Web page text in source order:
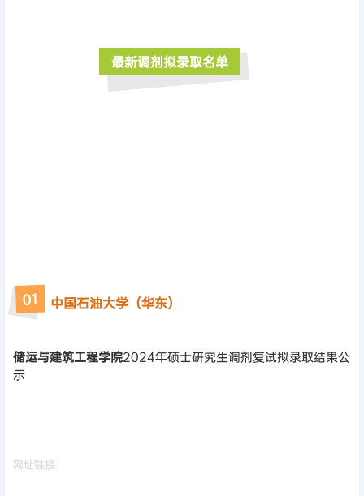
最新调剂拟录取名单
01 中国石油大学（华东）
储运与建筑工程学院2024年硕士研究生调剂复试拟录取结果公
示
网址链接：